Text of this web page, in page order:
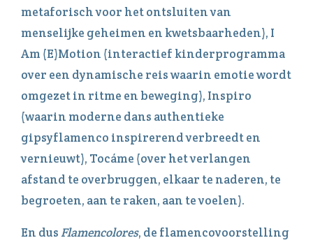
metaforisch voor het ontsluiten van
menselijke geheimen en kwetsbaarheden), I
Am (E)Motion (interactief kinderprogramma
over een dynamische reis waarin emotie wordt
omgezet in ritme en beweging), Inspiro
(waarin moderne dans authentieke
gipsyflamenco inspirerend verbreedt en
vernieuwt), Tocáme (over het verlangen
afstand te overbruggen, elkaar te naderen, te
begroeten, aan te raken, aan te voelen).
En dusFlamencolores, de flamencovoorstelling